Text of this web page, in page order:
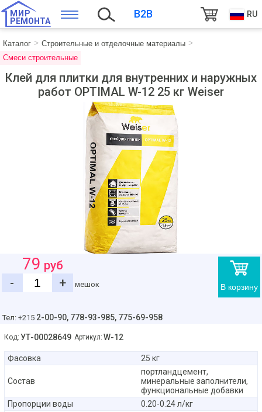
МИР
РЕМОНТА
B2B RU
Каталог
Строительные и отделочные материалы
Смеси строительные
Клей для плитки для внутренних и наружных
работ OPTIMAL W-12 25 кг Weiser
В корзину
79 руб
-
+ мешок
Тел: +215 2-00-90, 778-93-985, 775-69-958
Код: УТ-00028649 Артикул: W-12
Фасовка 25 кг
Состав
портландцемент,
минеральные заполнители,
функциональные добавки
Пропорции воды
0.20-0.24 л/кг